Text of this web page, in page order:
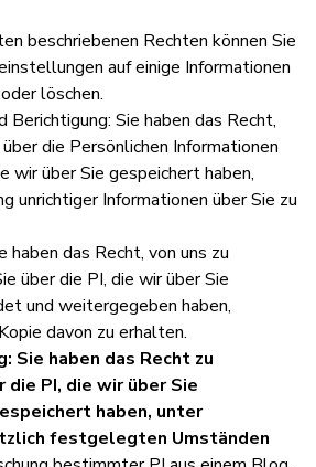
beschriebenen Rechten können Sie
auf einige Informationen
löschen.
Berichtigung: Sie haben das Recht,
die Persönlichen Informationen
wir über Sie gespeichert haben,
unrichtiger Informationen über Sie zu
haben das Recht, von uns zu
über die PI, die wir über Sie
und weitergegeben haben,
davon zu erhalten.
Sie haben das Recht zu
die PI, die wir über Sie
haben, unter
festgelegten Umständen